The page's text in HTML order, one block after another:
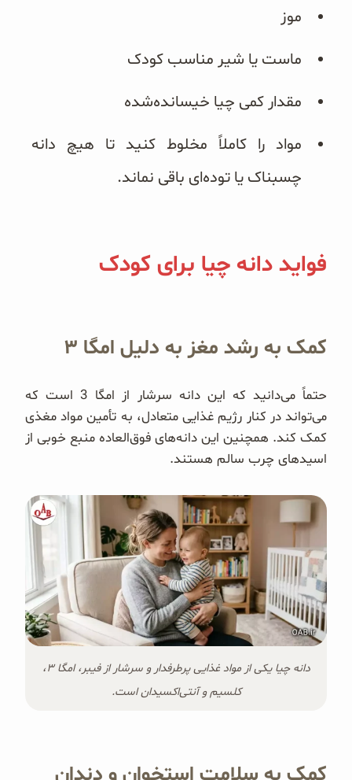
موز
ماست یا شیر مناسب کودک
مقدار کمی چیا خیسانده‌شده
مواد را کاملاً مخلوط کنید تا هیچ دانه
چسبناک یا توده‌ای باقی نماند.
فواید دانه چیا برای کودک
کمک به رشد مغز به دلیل امگا ۳
حتماً می‌دانید که این دانه سرشار از امگا 3 است که
می‌تواند در کنار رژیم غذایی متعادل، به تأمین مواد مغذی
کمک کند. همچنین این دانه‌های فوق‌العاده منبع خوبی از
اسیدهای چرب سالم هستند.
دانه چیا یکی از مواد غذایی پرطرفدار و سرشار از فیبر، امگا ۳،
کلسیم و آنتی‌اکسیدان است.